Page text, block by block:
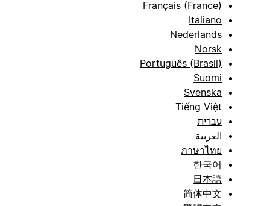
Français (France)
Italiano
Nederlands
Norsk
Português (Brasil)
Suomi
Svenska
Tiếng Việt
עברית
العربية
ภาษาไทย
한국어
日本語
简体中文